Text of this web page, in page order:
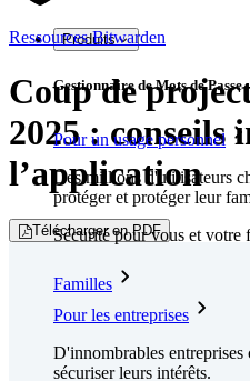
Produits
Gestionnaire de Mots de Passe
Pour un usage personnel
Des millions d'utilisateurs
protéger et protéger leur
Sécurité pour vous et votre
Familles
Pour les entreprises
D'innombrables
sécuriser leurs intérêts.
Ressources Bitwarden
Coup de
2025 : conseils
l’application
Télécharger en PDF